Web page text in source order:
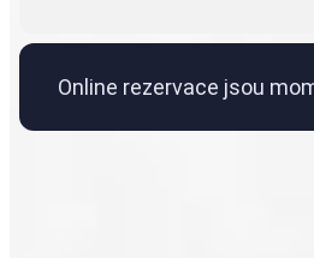
Online rezervace jsou